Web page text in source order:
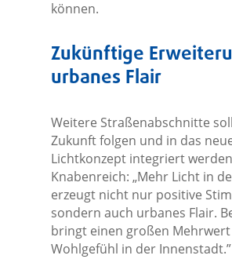
können.
Zukünftige
urbanes Flair
Weitere Straßenabschnitte
Zukunft folgen und in das
Lichtkonzept integriert
Knabenreich: „Mehr Licht in
erzeugt nicht nur positive
sondern auch urbanes Flair.
bringt einen großen
Wohlgefühl in der Innenstadt.”